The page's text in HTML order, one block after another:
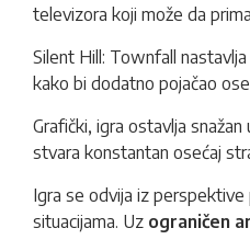
televizora koji može da
Silent Hill: Townfall
kako bi dodatno pojačao
Grafički, igra ostavlja snažan
stvara konstantan osećaj
Igra se odvija iz perspektive
situacijama. Uz ograničen